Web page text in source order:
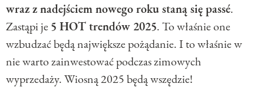
wraz z nadejściem nowego roku staną się passé.
Zastąpi je5 HOT trendów 2025. To właśnie one
wzbudzać będą największe pożądanie. I to właśnie w
nie warto zainwestować podczas zimowych
wyprzedaży. Wiosną 2025 będą wszędzie!